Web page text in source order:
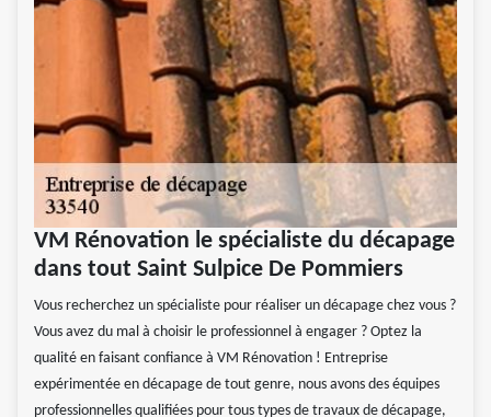
VM Rénovation le spécialiste du décapage
dans tout Saint Sulpice De Pommiers
Vous recherchez un spécialiste pour réaliser un décapage chez vous ?
Vous avez du mal à choisir le professionnel à engager ? Optez la
qualité en faisant confiance à VM Rénovation ! Entreprise
expérimentée en décapage de tout genre, nous avons des équipes
professionnelles qualifiées pour tous types de travaux de décapage,